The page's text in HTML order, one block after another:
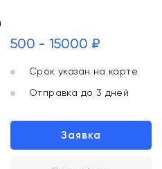
500 - 15000 ₽
Срок указан на карте
Отправка до 3 дней
Заявка